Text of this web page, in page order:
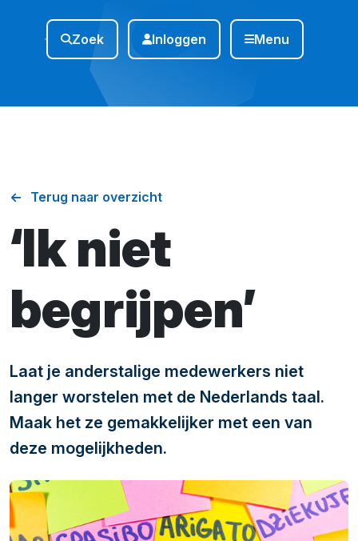
Zoek Inloggen Menu
Terug naar overzicht
‘Ik niet
begrijpen’
Laat je anderstalige medewerkers niet
langer worstelen met de Nederlands taal.
Maak het ze gemakkelijker met een van
deze mogelijkheden.